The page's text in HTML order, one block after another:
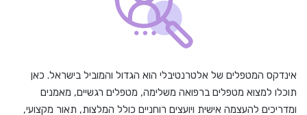
אינדקס המטפלים של אלטרנטיבלי הוא הגדול והמוביל בישראל. כאן
תוכלו למצוא מטפלים ברפואה משלימה, מטפלים רגשיים, מאמנים
ומדריכים להעצמה אישית ויועצים רוחניים כולל המלצות, תאור מקצועי,